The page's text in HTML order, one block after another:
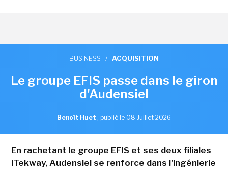
BUSINESS / ACQUISITION
Le groupe EFIS passe dans le giron
d'Audensiel
Benoît Huet , publié le 08 Juillet 2026
En rachetant le groupe EFIS et ses deux filiales
iTekway, Audensiel se renforce dans l'ingénierie